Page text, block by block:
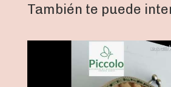
También te puede